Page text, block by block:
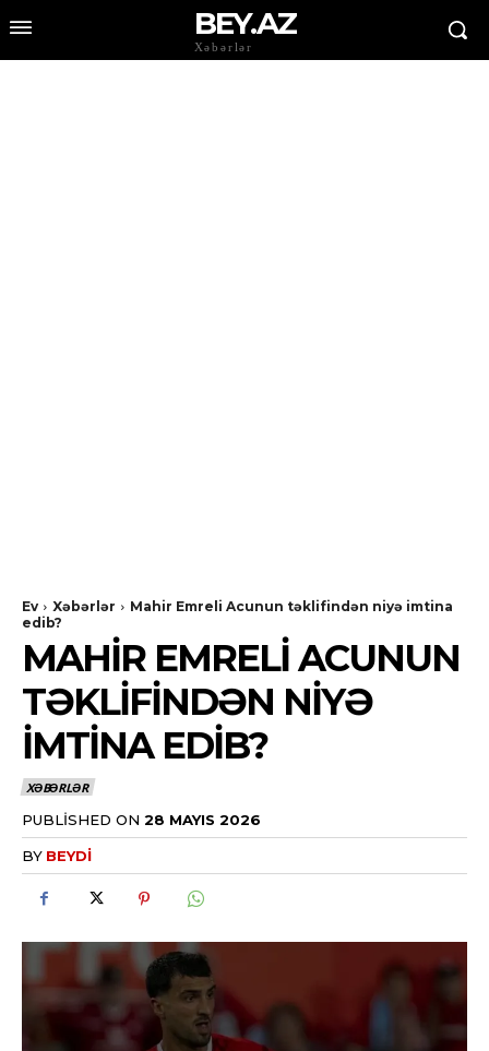
BEY.AZ
Xəbərlər
Ev Xəbərlər
Mahir Emreli Acunun təklifindən niyə imtina
edib?
MAHIR EMRELI ACUNUN
TƏKLIFINDƏN NIYƏ
IMTINA EDIB?
XƏBƏRLƏR
PUBLISHED ON 28 MAYIS 2026
BY BEYDI